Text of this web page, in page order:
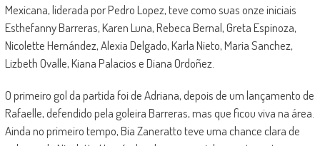
Mexicana, liderada por Pedro Lopez, teve como suas onze iniciais
Esthefanny Barreras, Karen Luna, Rebeca Bernal, Greta Espinoza,
Nicolette Hernández, Alexia Delgado, Karla Nieto, Maria Sanchez,
Lizbeth Ovalle, Kiana Palacios e Diana Ordoñez.
O primeiro gol da partida foi de Adriana, depois de um lançamento de
Rafaelle, defendido pela goleira Barreras, mas que ficou viva na área.
Ainda no primeiro tempo, Bia Zaneratto teve uma chance clara de